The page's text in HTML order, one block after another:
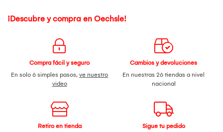
¡Descubre y compra en Oechsle!
Compra fácil y seguro
En solo 6 simples pasos, ve nuestro
video
Cambios y devoluciones
En nuestras 26 tiendas a nivel
nacional
Retiro en tienda
Sigue tu pedido